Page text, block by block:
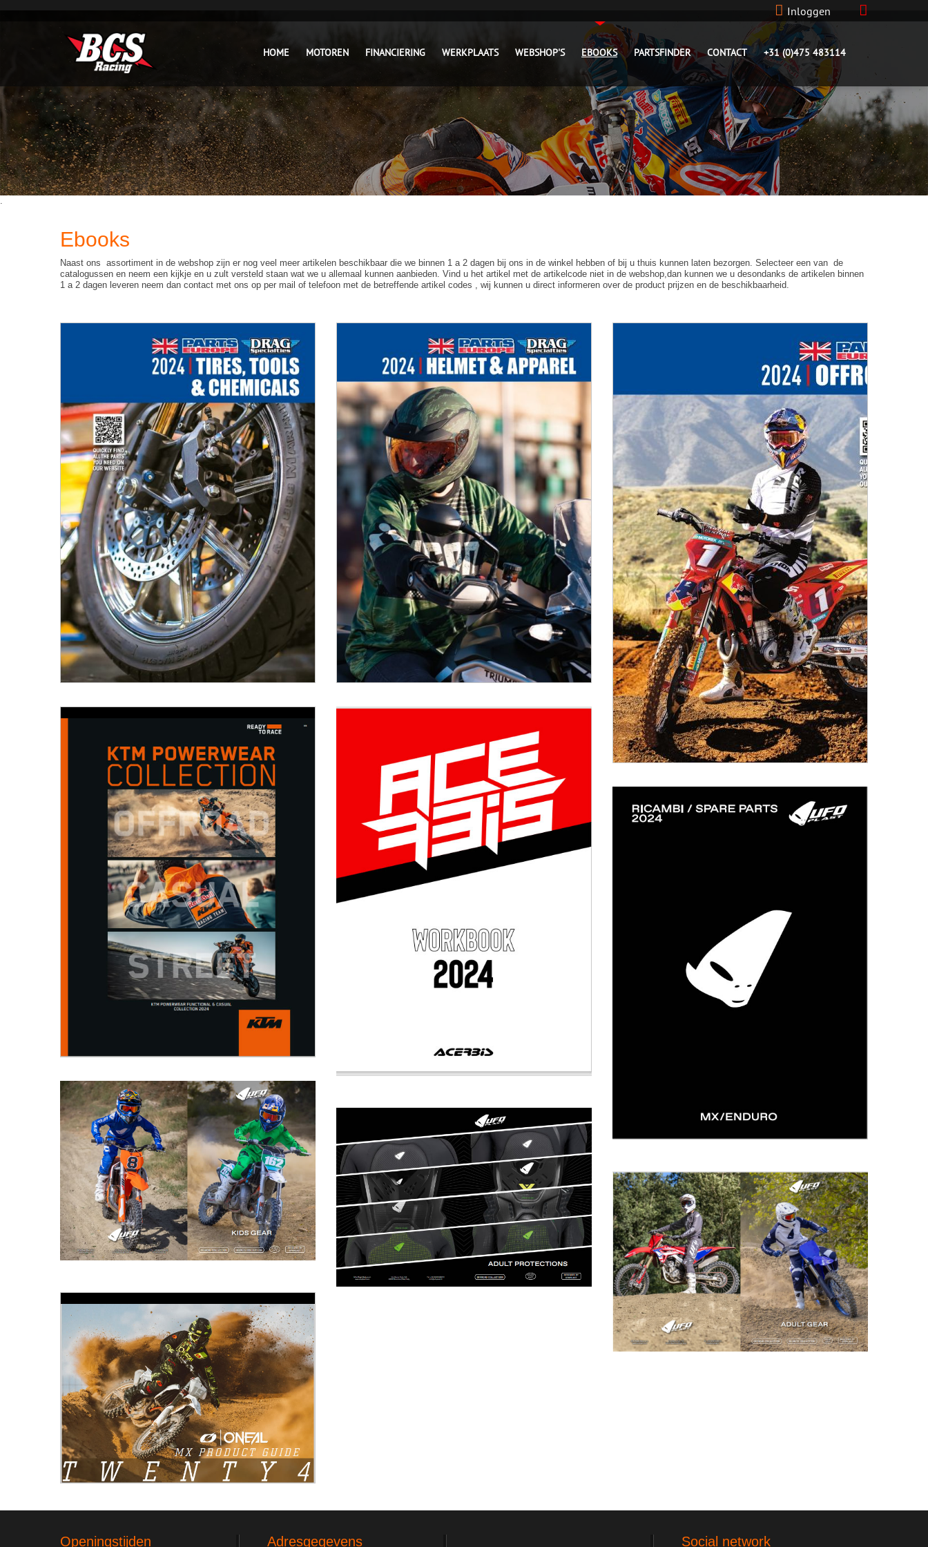
Inloggen
HOME MOTOREN FINANCIERING WERKPLAATS WEBSHOP'S EBOOKS PARTSFINDER CONTACT +31 (0)475 483114
.
Ebooks
Naast ons assortiment in de webshop zijn er nog veel meer artikelen beschikbaar die we binnen 1 a 2 dagen bij ons in de winkel hebben of bij u thuis kunnen laten bezorgen. Selecteer een van de
catalogussen en neem een kijkje en u zult versteld staan wat we u allemaal kunnen aanbieden. Vind u het artikel met de artikelcode niet in de webshop,dan kunnen we u desondanks de artikelen binnen
1 a 2 dagen leveren neem dan contact met ons op per mail of telefoon met de betreffende artikel codes , wij kunnen u direct informeren over de product prijzen en de beschikbaarheid.
Openingstijden Adresgegevens Social network